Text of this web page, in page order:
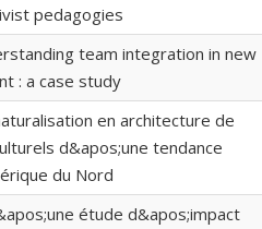
pedagogies
team integration in new
: a case study
en architecture de
d&apos;une tendance
du Nord
étude d&apos;impact